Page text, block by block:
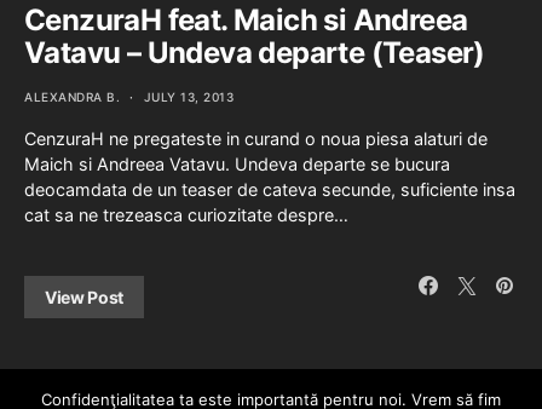
CenzuraH feat. Maich si Andreea
Vatavu – Undeva departe (Teaser)
ALEXANDRA B. JULY 13, 2013
CenzuraH ne pregateste in curand o noua piesa alaturi de
Maich si Andreea Vatavu. Undeva departe se bucura
deocamdata de un teaser de cateva secunde, suficiente insa
cat sa ne trezeasca curiozitate despre…
View Post
Confidenţialitatea ta este importantă pentru noi. Vrem să fim